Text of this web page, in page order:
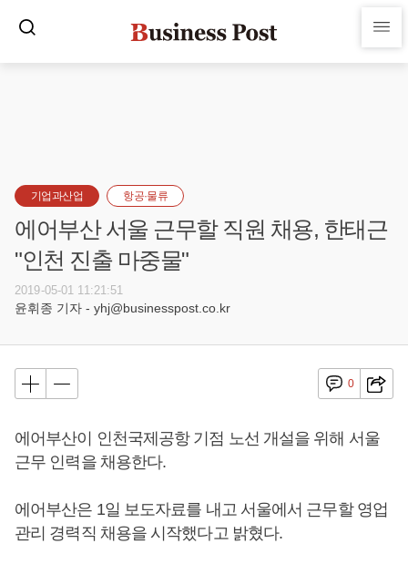
기업과산업 항공·물류
에어부산 서울 근무할 직원 채용, 한태근
"인천 진출 마중물"
2019-05-01 11:21:51
윤휘종 기자 - yhj@businesspost.co.kr
0
에어부산이 인천국제공항 기점 노선 개설을 위해 서울
근무 인력을 채용한다.
에어부산은 1일 보도자료를 내고 서울에서 근무할 영업
관리 경력직 채용을 시작했다고 밝혔다.